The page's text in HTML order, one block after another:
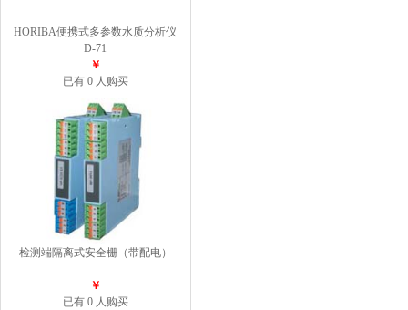
HORIBA便携式多参数水质分析仪
D-71
￥
已有 0 人购买
检测端隔离式安全栅（带配电）
￥
已有 0 人购买